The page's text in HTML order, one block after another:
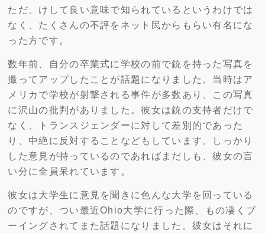
ただ、けして良い意味で知られているというわけでは
なく、たくさんの不評をネット民からもらい有名にな
った方です。
数年前、自分の卒業式に学校の前で銃を持った写真を
撮ってアップしたことが話題になりました。当時はア
メリカで学校が射撃される事件が多数あり、この写真
に沢山の批判がありました。彼女は銃の支持者だけで
なく、トランスジェンダーに対して差別的であった
り、中絶に反対することなどもしています。しっかり
した意見が持っているのであればまだしも、彼女の言
い分に全員呆れています。
彼女は大学生に意見を聞きに色んな大学を回っている
のですが、つい最近Ohio大学に行った際、もの凄くブ
ーイングされてまた話題になりました。彼女はそれに